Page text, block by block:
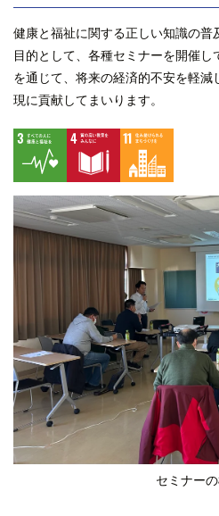
健康と福祉に関する正しい知識の普
目的として、各種セミナーを開催
を通じて、将来の経済的不安を軽
現に貢献してまいります。
セミナー